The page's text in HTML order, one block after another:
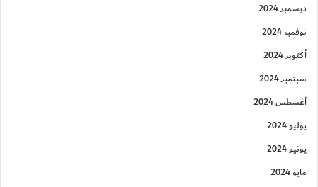
ديسمبر 2024
نوفمبر 2024
أكتوبر 2024
سبتمبر 2024
أغسطس 2024
يوليو 2024
يونيو 2024
مايو 2024